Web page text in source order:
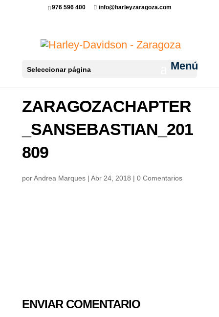
976 596 400 info@harleyzaragoza.com
Seleccionar página
ZARAGOZACHAPTER
_SANSEBASTIAN_201
809
porAndrea Marques| Abr 24, 2018 | 0 Comentarios
ENVIAR COMENTARIO